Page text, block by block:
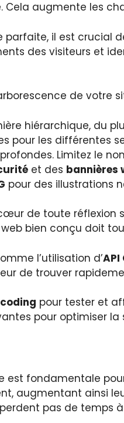
Cela augmente les
il est crucial
des visiteurs et
de votre
hiérarchique, du
pour les différentes
Limitez le
et des bannières
pour des illustrations
de toute réflexion
bien conçu doit
l’utilisation d’API
de trouver
pour tester et
pour optimiser
est fondamentale
augmentant ainsi
pas de temps